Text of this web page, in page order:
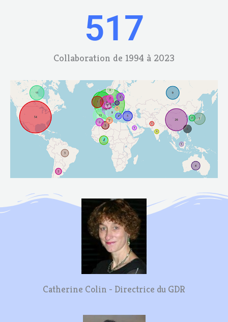
Collaboration de 1994 à 2023
517
Catherine Colin - Directrice du GDR